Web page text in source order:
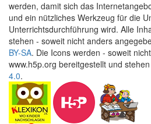
werden, damit sich das
und ein nützliches Werkzeug für die
Unterrichtsdurchführung wird. Alle
stehen - soweit nicht anders
BY-SA. Die Icons werden - soweit
www.h5p.org bereitgestellt und
4.0.